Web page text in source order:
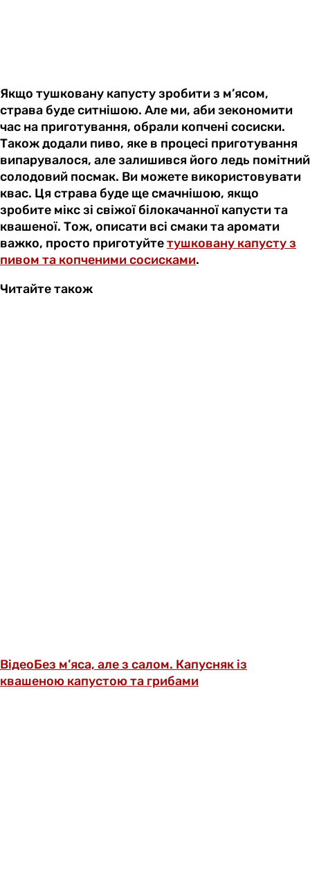
Якщо тушковану капусту зробити з м’ясом,
страва буде ситнішою. Але ми, аби зекономити
час на приготування, обрали копчені сосиски.
Також додали пиво, яке в процесі приготування
випарувалося, але залишився його ледь помітний
солодовий посмак. Ви можете використовувати
квас. Ця страва буде ще смачнішою, якщо
зробите мікс зі свіжої білокачанної капусти та
квашеної. Тож, описати всі смаки та аромати
важко, просто приготуйтетушковану капусту з
пивом та копченими сосисками.
Читайте також
ВідеоБез м’яса, але з салом. Капусняк із
квашеною капустою та грибами